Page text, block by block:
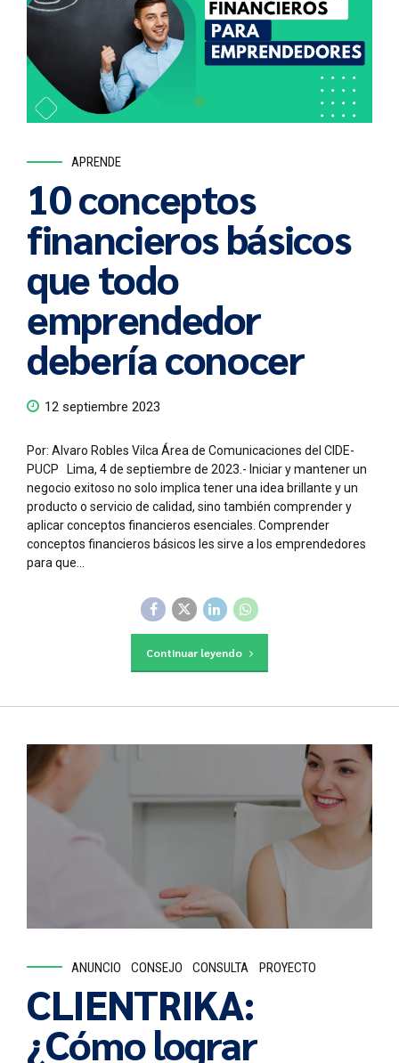
APRENDE
10 conceptos
financieros básicos
que todo
emprendedor
debería conocer
12 septiembre 2023
Por: Alvaro Robles Vilca Área de Comunicaciones del CIDE-
PUCP Lima, 4 de septiembre de 2023.- Iniciar y mantener un
negocio exitoso no solo implica tener una idea brillante y un
producto o servicio de calidad, sino también comprender y
aplicar conceptos financieros esenciales. Comprender
conceptos financieros básicos les sirve a los emprendedores
para que...
Continuar leyendo
ANUNCIO CONSEJO CONSULTA PROYECTO
CLIENTRIKA:
¿Cómo lograr